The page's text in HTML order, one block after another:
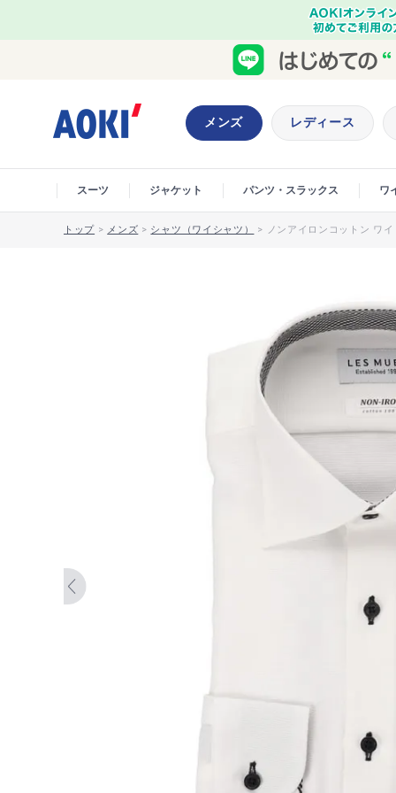
メンズ レディース
スーツ ジャケット パンツ・スラックス ワ
トップ > メンズ > シャツ（ワイシャツ） > ノンアイロンコットン ワ